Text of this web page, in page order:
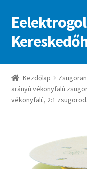
Ugrás
a
navigációhoz
Kilépés
a
tartalomba
Kezdőlap
A fiókom
ajanlatkeres
Kezdőlap
arányú vékonyfalú
vékonyfalú, 2:1